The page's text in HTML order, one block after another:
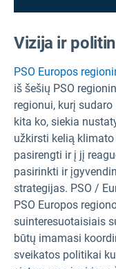
Vizija ir
PSO Europos
iš šešių PSO
regionui, kurį sudaro
kita ko, siekia
užkirsti kelią
pasirengti ir į jį
pasirinkti ir
strategijas. PSO /
PSO Europos
suinteresuotaisiais
būtų imamasi
sveikatos politikai